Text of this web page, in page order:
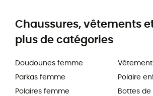
Chaussures, vêtements
plus de catégories
Doudounes femme
Parkas femme
Polaires femme
Polaire
Bottes de